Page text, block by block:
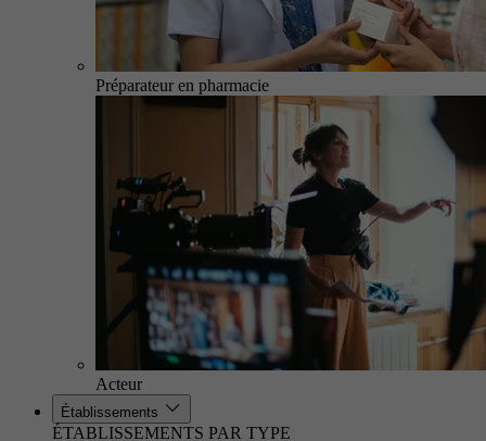
Préparateur en pharmacie
Acteur
Établissements
ÉTABLISSEMENTS PAR TYPE